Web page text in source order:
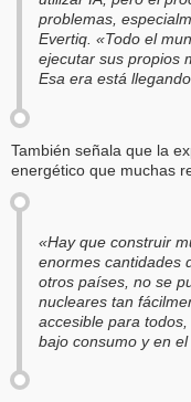
problemas,
Evertiq. «Todo el
ejecutar sus propios
Esa era está
También señala que la
energético que muchas
«Hay que construir
enormes cantidades
otros países, no se
nucleares tan
accesible para
bajo consumo y en